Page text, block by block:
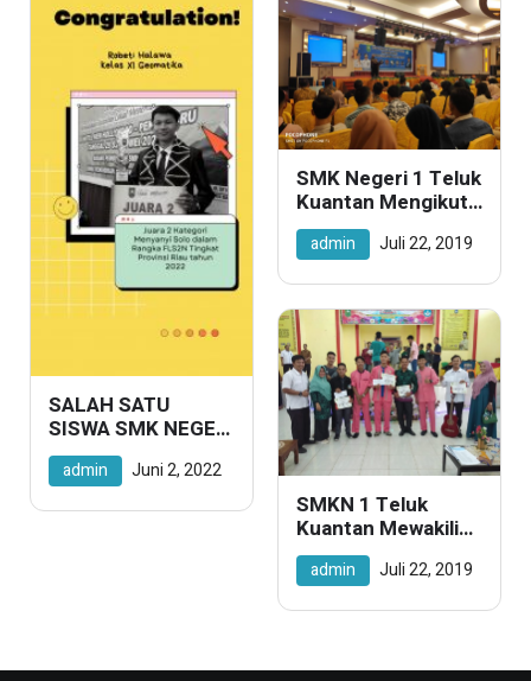
SALAH SATU
SISWA SMK NEGERI
1 TELUK KUANTAN
MERAIH JUARA 2
admin Juni 2, 2022
SMK Negeri 1 Teluk
Kuantan Mengikuti
FLS2N Di
pekanbaru
admin Juli 22, 2019
SMKN 1 Teluk
Kuantan Mewakili
KUANSING Di
FLS2N Tingkat
admin Juli 22, 2019